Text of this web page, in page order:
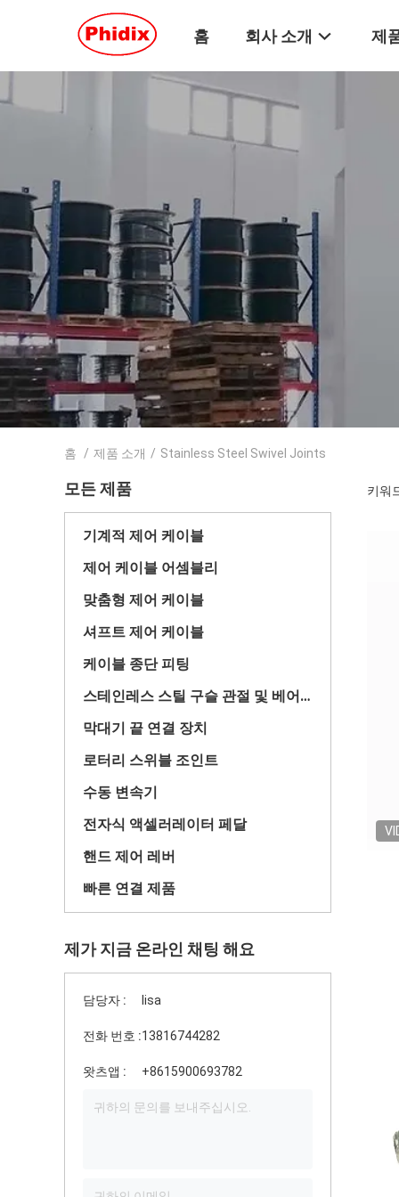
홈 회사 소개 제
홈 / 제품 소개 / Stainless Steel Swivel Joints
모든 제품
기계적 제어 케이블
제어 케이블 어셈블리
맞춤형 제어 케이블
셔프트 제어 케이블
케이블 종단 피팅
스테인레스 스틸 구슬 관절 및 베어링
막대기 끝 연결 장치
로터리 스위블 조인트
수동 변속기
전자식 액셀러레이터 페달
핸드 제어 레버
빠른 연결 제품
제가 지금 온라인 채팅 해요
담당자 : lisa
전화 번호 :13816744282
왓츠앱 : +8615900693782
키워